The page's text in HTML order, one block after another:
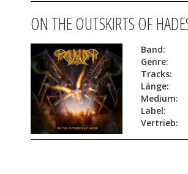
ON THE OUTSKIRTS OF
Band:
Genre:
Tracks:
Länge:
Medium:
Label:
Vertrieb: